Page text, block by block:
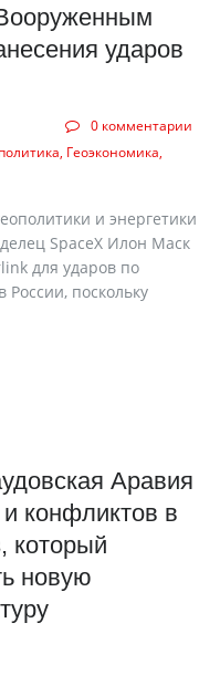
ударов
0 комментарии
Геоэкономика
и энергетики
SpaceX Илон Маск
для ударов по
поскольку
Аравия
конфликтов в
который
новую